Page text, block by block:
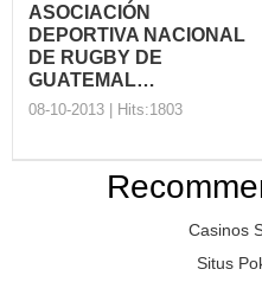
ASOCIACIÓN
DEPORTIVA NACIONAL
DE RUGBY DE
GUATEMAL…
08-10-2013 | Hits:1803
Casinos
Situs